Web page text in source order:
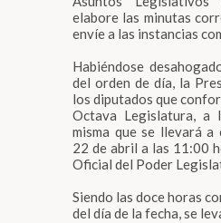
elabore las minutas
envíe a las instancias
Habiéndose
del orden de día, la
los diputados que
Octava Legislatura, a
misma que se llevará a
22 de abril a las 11:00
Oficial del Poder
Siendo las doce horas
del día de la fecha, se